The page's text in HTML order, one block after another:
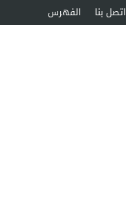
اتصل بنا الفهرس